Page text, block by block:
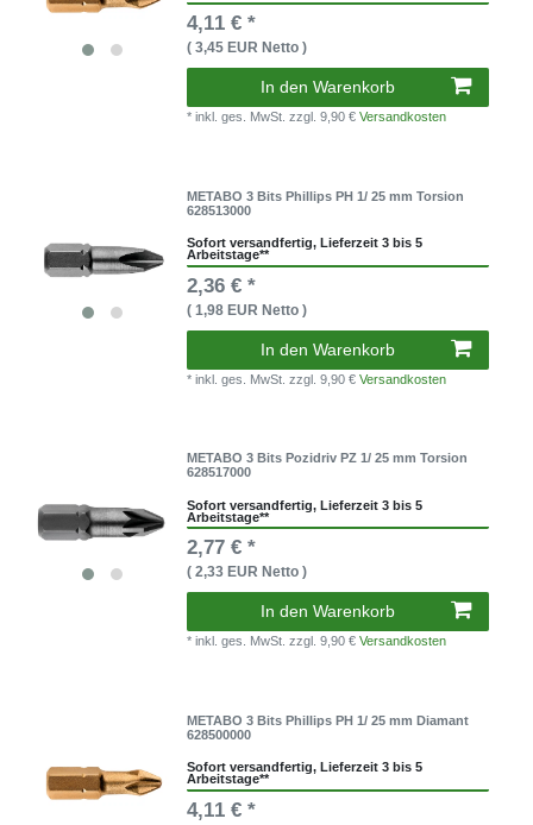
4,11 € *
( 3,45 EUR Netto )
In den Warenkorb
* inkl. ges. MwSt.zzgl. 9,90 €Versandkosten
METABO 3 Bits Phillips PH 1/ 25 mm Torsion
628513000
Sofort versandfertig, Lieferzeit 3 bis 5
Arbeitstage**
2,36 € *
( 1,98 EUR Netto )
In den Warenkorb
* inkl. ges. MwSt.zzgl. 9,90 €Versandkosten
METABO 3 Bits Pozidriv PZ 1/ 25 mm Torsion
628517000
Sofort versandfertig, Lieferzeit 3 bis 5
Arbeitstage**
2,77 € *
( 2,33 EUR Netto )
In den Warenkorb
* inkl. ges. MwSt.zzgl. 9,90 €Versandkosten
METABO 3 Bits Phillips PH 1/ 25 mm Diamant
628500000
Sofort versandfertig, Lieferzeit 3 bis 5
Arbeitstage**
4,11 € *